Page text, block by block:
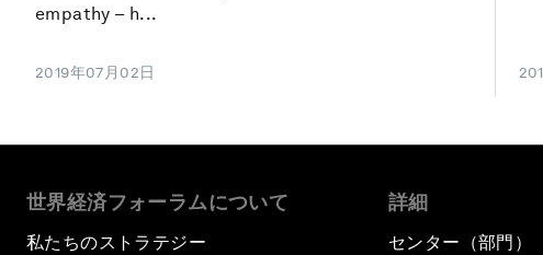
empathy – h...
2019年07月02日
世界経済フォーラムについて
私たちのストラテジー
詳細
センター（部門）